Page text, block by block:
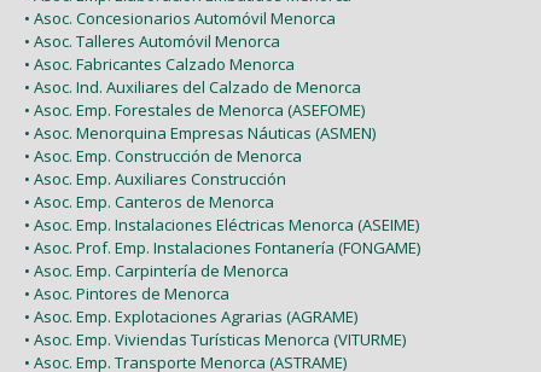
• Asoc. Concesionarios Automóvil Menorca
• Asoc. Talleres Automóvil Menorca
• Asoc. Fabricantes Calzado Menorca
• Asoc. Ind. Auxiliares del Calzado de Menorca
• Asoc. Emp. Forestales de Menorca (ASEFOME)
• Asoc. Menorquina Empresas Náuticas (ASMEN)
• Asoc. Emp. Construcción de Menorca
• Asoc. Emp. Auxiliares Construcción
• Asoc. Emp. Canteros de Menorca
• Asoc. Emp. Instalaciones Eléctricas Menorca (ASEIME)
• Asoc. Prof. Emp. Instalaciones Fontanería (FONGAME)
• Asoc. Emp. Carpintería de Menorca
• Asoc. Pintores de Menorca
• Asoc. Emp. Explotaciones Agrarias (AGRAME)
• Asoc. Emp. Viviendas Turísticas Menorca (VITURME)
• Asoc. Emp. Transporte Menorca (ASTRAME)